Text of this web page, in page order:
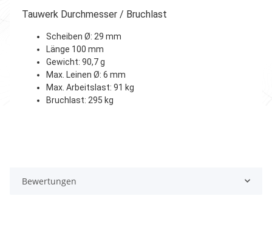
Tauwerk Durchmesser / Bruchlast
Scheiben Ø: 29 mm
Länge 100 mm
Gewicht: 90,7 g
Max. Leinen Ø: 6 mm
Max. Arbeitslast: 91 kg
Bruchlast: 295 kg
Bewertungen